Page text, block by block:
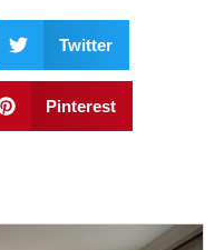
Twitter
Pinterest